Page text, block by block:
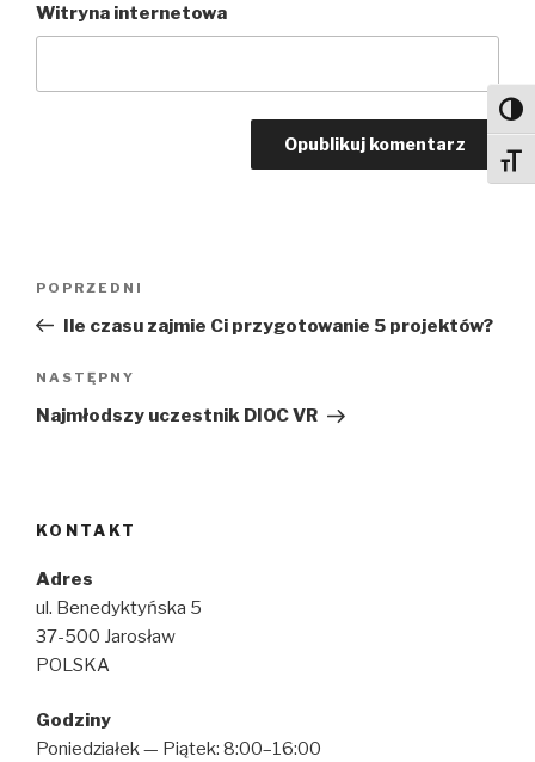
Witryna internetowa
Poprzedni
wpis
POPRZEDNI
Ile czasu zajmie Ci przygotowanie 5 projektów?
Następny
wpis
NASTĘPNY
Najmłodszy uczestnik DIOC VR
KONTAKT
Adres
ul. Benedyktyńska 5
37-500 Jarosław
POLSKA
Godziny
Poniedziałek — Piątek: 8:00–16:00